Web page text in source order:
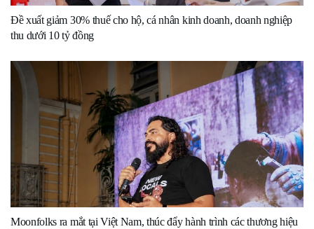
Đề xuất giảm 30% thuế cho hộ, cá nhân kinh doanh, doanh nghiệp
thu dưới 10 tỷ đồng
Moonfolks ra mắt tại Việt Nam, thúc đẩy hành trình các thương hiệu